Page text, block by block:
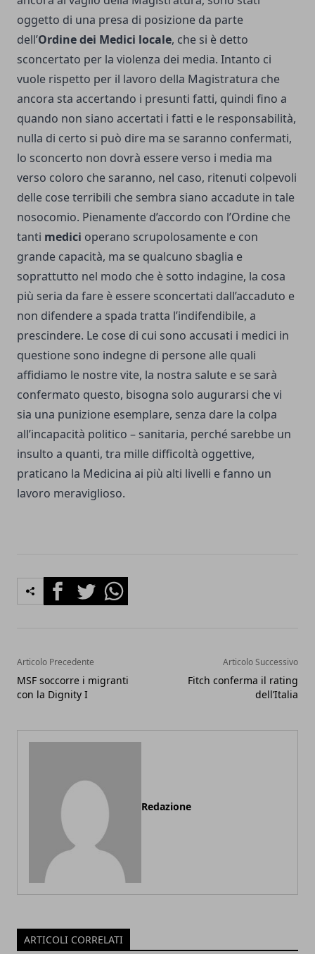
oggetto di una presa di posizione da parte
dell’Ordine dei Medici locale, che si è detto
sconcertato per la violenza dei media. Intanto ci
vuole rispetto per il lavoro della Magistratura che
ancora sta accertando i presunti fatti, quindi fino a
quando non siano accertati i fatti e le responsabilità,
nulla di certo si può dire ma se saranno confermati,
lo sconcerto non dovrà essere verso i media ma
verso coloro che saranno, nel caso, ritenuti colpevoli
delle cose terribili che sembra siano accadute in tale
nosocomio. Pienamente d’accordo con l’Ordine che
tanti medici operano scrupolosamente e con
grande capacità, ma se qualcuno sbaglia e
soprattutto nel modo che è sotto indagine, la cosa
più seria da fare è essere sconcertati dall’accaduto e
non difendere a spada tratta l’indifendibile, a
prescindere. Le cose di cui sono accusati i medici in
questione sono indegne di persone alle quali
affidiamo le nostre vite, la nostra salute e se sarà
confermato questo, bisogna solo augurarsi che vi
sia una punizione esemplare, senza dare la colpa
all’incapacità politico – sanitaria, perché sarebbe un
insulto a quanti, tra mille difficoltà oggettive,
praticano la Medicina ai più alti livelli e fanno un
lavoro meraviglioso.
FacebookTwitterWhatsapp
Articolo Precedente
MSF soccorre i migranti
con la Dignity I
Articolo Successivo
Fitch conferma il rating
dell’Italia
Redazione
ARTICOLI CORRELATI